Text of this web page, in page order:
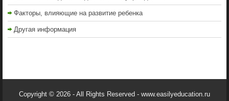
Факторы, влияющие на развитие ребенка
Другая информация
Copyright © 2026 - All Rights Reserved - www.easilyeducation.ru